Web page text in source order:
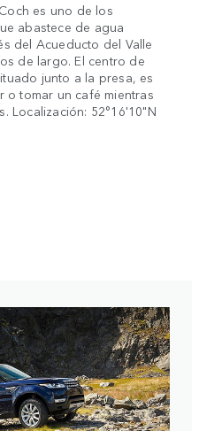
es uno de los
abastece de agua
del Acueducto del Valle
de largo. El centro de
junto a la presa, es
o tomar un café mientras
Localización: 52°16'10"N